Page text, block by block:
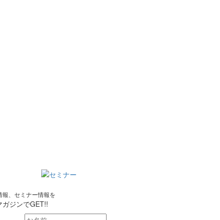
報、セミナー情報を
ガジンでGET!!